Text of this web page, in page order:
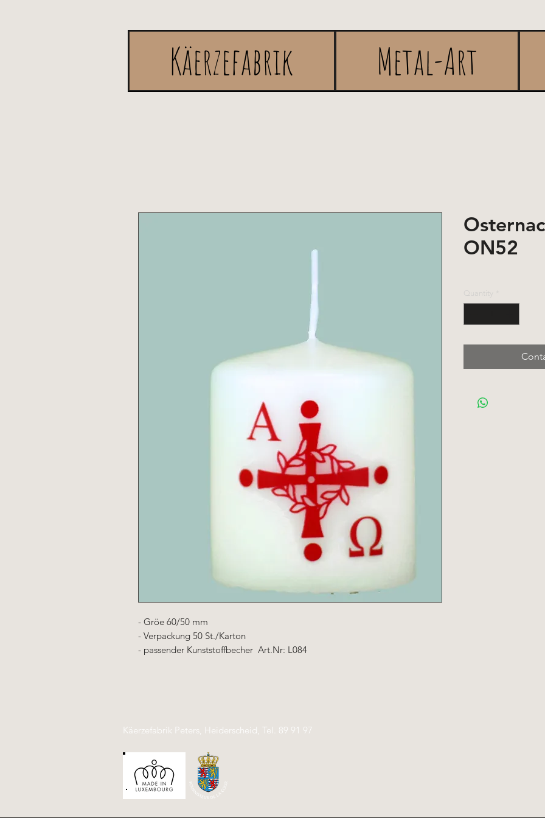
Käerzefabrik Metal-Art
- Gröe 60/50 mm
- Verpackung 50 St./Karton
- passender Kunststoffbecher Art.Nr: L084
ON52
Quantity
Käerzefabrik Peters, Heiderscheid, Tel. 89 91 97